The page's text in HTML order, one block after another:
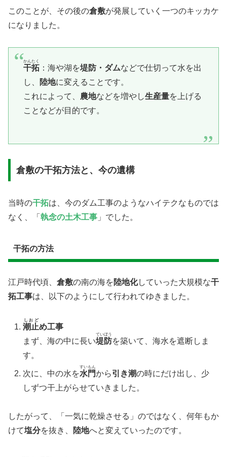
このことが、その後の倉敷が発展していく一つのキッカケ
になりました。
干拓
かんたく
：海や湖を堤防・ダムなどで仕切って水を出
し、
陸地に変えることです。
これによって、 農地などを増やし生産量を上げる
ことなどが目的です。
倉敷の干拓方法と、今の遺構
​当時の干拓は、今のダム工事のようなハイテクなものでは
なく、「 執念の土木工事 」でした。
​干拓の方法
江戸時代頃、 倉敷の南の海を陸地化していった大規模な干
拓工事は、以下のようにして行われてゆきました。
潮止
しおど
め工事
まず、海の中に長い堤防
ていぼう
を築いて、海水を遮断しま
す。
次に、中の水を水門
すいもん
から引き潮の時にだけ出し、少
しずつ干上がらせていきました。
したがって、「一気に乾燥させる」のではなく、何年もか
けて塩分を抜き、 陸地へと変えていったのです。